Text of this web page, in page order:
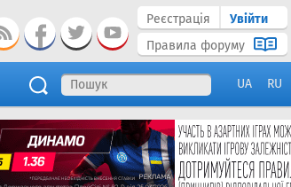
Реєстрація
Увійти
Правила форуму
UA RU